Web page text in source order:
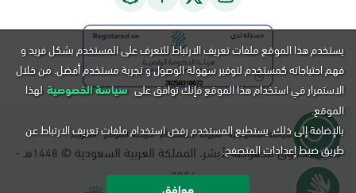
سياسة الخصوصية شروط الاستخدام خريطة الموقع التقويم
جميع الحقوق محفوظة لأبشر، المملكة العربية السعودية © 1448هـ -
2026م.
يستخدم هذا الموقع ملفات تعريف الارتباط للتعرف على المستخدم بشكل فريد و
فهم احتياجاته كمستخدم لتوفير سهولة الوصول و تجربة مستخدم أفضل. من خلال
الاستمرار في استخدام هذا الموقع فإنك توافق على سياسة الخصوصية لهذا
الموقع.
بالإضافة إلى ذلك, يستطيع المستخدم رفض استخدام ملفات تعريف الارتباط عن
طريق ضبط إعدادات المتصفح.
موافق